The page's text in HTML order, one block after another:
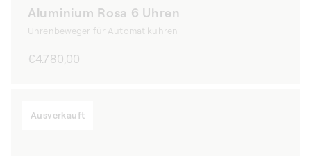
Aluminium Rosa 6 Uhren
Uhrenbeweger für Automatikuhren
Normaler
€4.780,00
Ausverkauft